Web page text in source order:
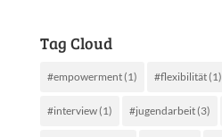
Tag Cloud
#empowerment(1) #flexibilität(1)
#interview(1) #jugendarbeit(3)